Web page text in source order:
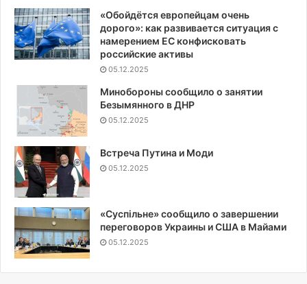
«Обойдётся европейцам очень
дорого»: как развивается ситуация с
намерением ЕС конфисковать
российские активы
05.12.2025
Минобороны сообщило о занятии
Безымянного в ДНР
05.12.2025
Встреча Путина и Моди
05.12.2025
«Суспiльне» сообщило о завершении
переговоров Украины и США в Майами
05.12.2025